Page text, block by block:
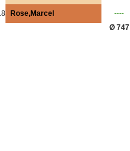
Rose,Marcel
----
Ø 747